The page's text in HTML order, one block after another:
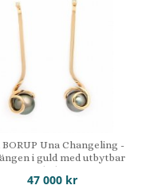
BORUP Una Changeling -
i guld med utbytbar
kula
47 000 kr